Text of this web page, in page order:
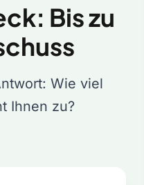
Bis zu
Wie viel
Ihnen zu?